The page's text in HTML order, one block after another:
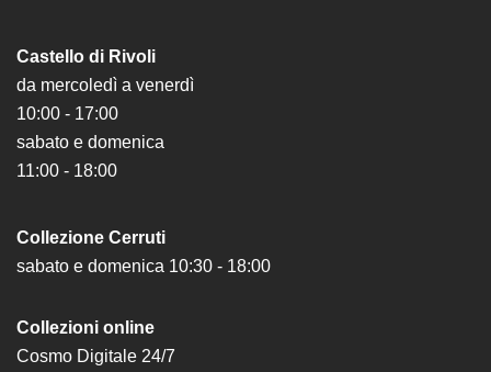
Castello di Rivoli
da mercoledì a venerdì
10:00 - 17:00
sabato e domenica
11:00 - 18:00
Collezione Cerruti
sabato e domenica 10:30 - 18:00
Collezioni online
Cosmo Digitale 24/7